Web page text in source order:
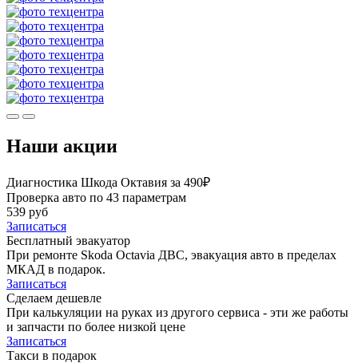
Наши акции
Диагностика Шкода Октавия за 490₽
Проверка авто по 43 параметрам
539 руб
Записаться
Бесплатный эвакуатор
При ремонте Skoda Octavia ДВС, эвакуация авто в пределах
МКАД в подарок.
Записаться
Сделаем дешевле
При калькуляции на руках из другого сервиса - эти же работы
и запчасти по более низкой цене
Записаться
Такси в подарок